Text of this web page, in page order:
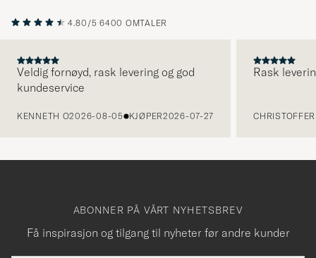
4.80/5 6400 OMTALER
Veldig fornøyd, rask levering og god
kundeservice
KENNETH O2026-08-05 KJØPER2026-07-27
Rask
ABONNER PÅ VÅRT NYHETSBREV
Få inspirasjon og tilgang til nyheter før andre kunder